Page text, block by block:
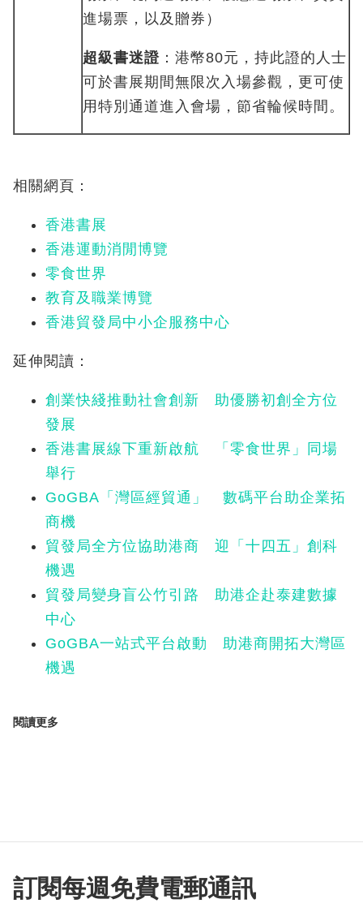
進場票，以及贈券）
超級書迷證 ：港幣80元，持此證的人士
可於書展期間無限次入場參觀，更可使
用特別通道進入會場，節省輪候時間。
相關網頁：
香港書展
香港運動消閒博覽
零食世界
教育及職業博覽
香港貿發局中小企服務中心
延伸閱讀：
創業快綫推動社會創新 助優勝初創全方位
發展
香港書展線下重新啟航 「零食世界」同場
舉行
GoGBA「灣區經貿通」 數碼平台助企業拓
商機
貿發局全方位協助港商 迎「十四五」創科
機遇
貿發局變身盲公竹引路 助港企赴泰建數據
中心
GoGBA一站式平台啟動 助港商開拓大灣區
機遇
閱讀更多
訂閱每週免費電郵通訊